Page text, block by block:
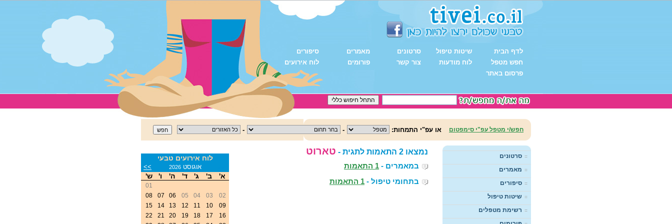
לדף הבית שיטות טיפול סרטונים מאמרים
סיפורים
חפש מטפל
לוח מודעות צור קשר פורומים
לוח אירועים
פרסום באתר
חפש/י מטפל עפ"י סימפטום או עפ"י התמחות: -
-
סרטונים
מאמרים
סיפורים
שיטות טיפול
רשימת מטפלים
נמצאו 2 התאמות לתגית - טארוט
במאמרים - 1 התאמות
בתחומי טיפול - 1 התאמות
לוח אירועים טבעי
אוגוסט2026
>>
א' ב' ג' ד' ה' ו' ש'
01
02
03
04
05
06
07
08
09
10
11
12
13
14
15
16
17
18
19
20
21
22